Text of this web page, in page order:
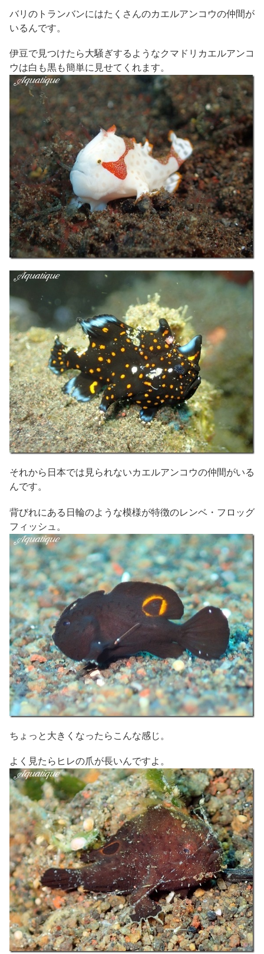
バリのトランバンにはたくさんのカエルアンコウの仲間が
いるんです。
伊豆で見つけたら大騒ぎするようなクマドリカエルアンコ
ウは白も黒も簡単に見せてくれます。
それから日本では見られないカエルアンコウの仲間がいる
んです。
背びれにある日輪のような模様が特徴のレンベ・フロッグ
フィッシュ。
ちょっと大きくなったらこんな感じ。
よく見たらヒレの爪が長いんですよ。